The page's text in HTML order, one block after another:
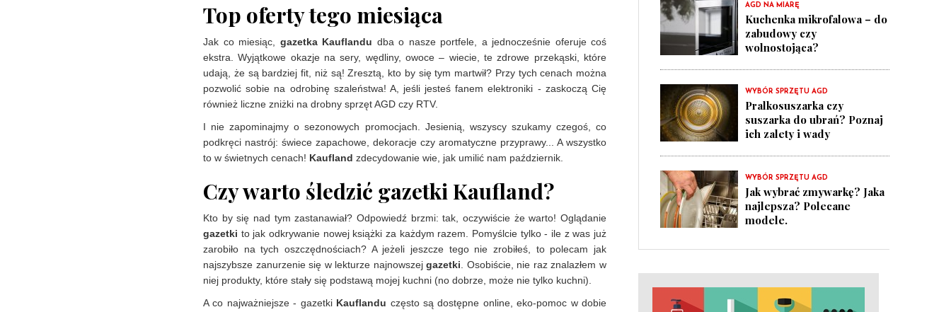
Top oferty tego miesiąca
Jak co miesiąc, gazetka Kauflandu dba o nasze portfele, a jednocześnie oferuje coś
ekstra. Wyjątkowe okazje na sery, wędliny, owoce – wiecie, te zdrowe przekąski, które
udają, że są bardziej fit, niż są! Zresztą, kto by się tym martwił? Przy tych cenach można
pozwolić sobie na odrobinę szaleństwa! A, jeśli jesteś fanem elektroniki - zaskoczą Cię
również liczne zniżki na drobny sprzęt AGD czy RTV.
I nie zapominajmy o sezonowych promocjach. Jesienią, wszyscy szukamy czegoś, co
podkręci nastrój: świece zapachowe, dekoracje czy aromatyczne przyprawy... A wszystko
to w świetnych cenach! Kaufland zdecydowanie wie, jak umilić nam październik.
Czy warto śledzić gazetki Kaufland?
Kto by się nad tym zastanawiał? Odpowiedź brzmi: tak, oczywiście że warto! Oglądanie
gazetki to jak odkrywanie nowej książki za każdym razem. Pomyślcie tylko - ile z was już
zarobiło na tych oszczędnościach? A jeżeli jeszcze tego nie zrobiłeś, to polecam jak
najszybsze zanurzenie się w lekturze najnowszejgazetki . Osobiście, nie raz znalazłem w
niej produkty, które stały się podstawą mojej kuchni (no dobrze, może nie tylko kuchni).
A co najważniejsze - gazetki Kauflandu często są dostępne online, eko-pomoc w dobie
AGD NA MIARĘ
Kuchenka mikrofalowa – do
zabudowy czy
wolnostojąca?
WYBÓR SPRZĘTU AGD
Pralkosuszarka czy
suszarka do ubrań? Poznaj
ich zalety i wady
WYBÓR SPRZĘTU AGD
Jak wybrać zmywarkę? Jaka
najlepsza? Polecane
modele.